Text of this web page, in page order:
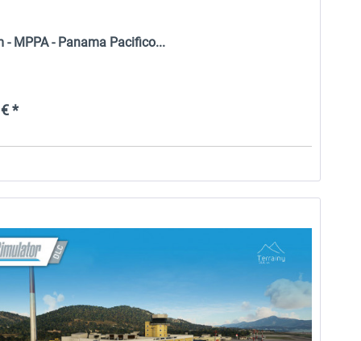
FlightSim Studio - E-Jets
190/195
NOUVEAU
Aerosoft Offshore
Landmarks: North Sea MSFS
2024
- MPPA - Panama Pacifico...
*